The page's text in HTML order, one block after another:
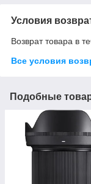
Условия
Возврат товара в
Все условия
Подобные